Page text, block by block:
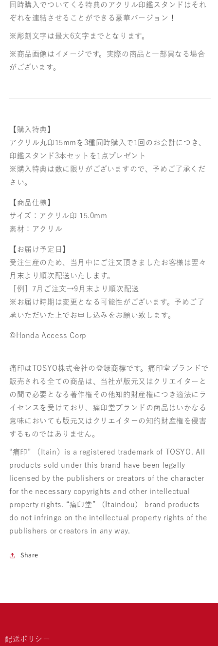
同時購入でついてくる特典のアクリル印鑑スタンドはそれ
ぞれを連結させることができる豪華バージョン！
※彫刻文字は最大6文字までとなります。
※商品画像はイメージです。実際の商品と一部異なる場合
がございます。
【購入特典】
アクリル丸印15mmを3種同時購入で1回のお会計につき、
印鑑スタンド3本セットを1点プレゼント
※購入特典は数に限りがございますので、予めご了承くだ
さい。
【商品仕様】
サイズ：アクリル印 15.0mm
素材：アクリル
【お届け予定日】
受注生産のため、当月中にご注文頂きましたお客様は翌々
月末より順次配送いたします。
［例］7月ご注文→9月末より順次配送
※お届け時期は変更となる可能性がございます。予めご了
承いただいた上でお申し込みをお願い致します。
©Honda Access Corp
痛印はTOSYO株式会社の登録商標です。痛印堂ブランドで
販売される全ての商品は、当社が版元又はクリエイターと
の間で必要となる著作権その他知的財産権につき適法にラ
イセンスを受けており、痛印堂ブランドの商品はいかなる
意味においても版元又はクリエイターの知的財産権を侵害
するものではありません。
“痛印” （Itain）is a registered trademark of TOSYO. All
products sold under this brand have been legally
licensed by the publishers or creators of the character
for the necessary copyrights and other intellectual
property rights. “痛印堂” （Itaindou） brand products
do not infringe on the intellectual property rights of the
publishers or creators in any way.
Share
配送ポリシー